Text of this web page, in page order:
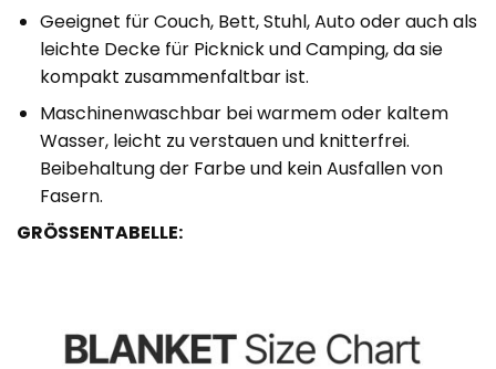
Geeignet für Couch, Bett, Stuhl, Auto oder auch als
leichte Decke für Picknick und Camping, da sie
kompakt zusammenfaltbar ist.
Maschinenwaschbar bei warmem oder kaltem
Wasser, leicht zu verstauen und knitterfrei.
Beibehaltung der Farbe und kein Ausfallen von
Fasern.
GRÖSSENTABELLE: